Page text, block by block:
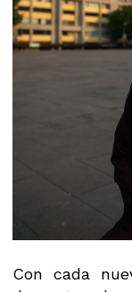
Con cada